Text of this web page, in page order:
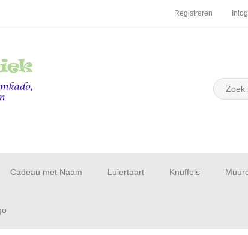
Registreren
Cadeau met Naam Luiertaart Knuffels